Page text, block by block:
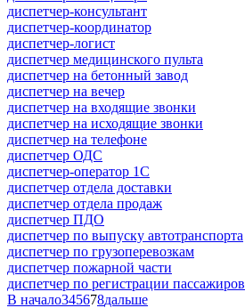
диспетчер-консультант
диспетчер-координатор
диспетчер-логист
диспетчер медицинского пульта
диспетчер на бетонный завод
диспетчер на вечер
диспетчер на входящие звонки
диспетчер на исходящие звонки
диспетчер на телефоне
диспетчер ОДС
диспетчер-оператор 1С
диспетчер отдела доставки
диспетчер отдела продаж
диспетчер ПДО
диспетчер по выпуску автотранспорта
диспетчер по грузоперевозкам
диспетчер пожарной части
диспетчер по регистрации пассажиров
В начало345678дальше